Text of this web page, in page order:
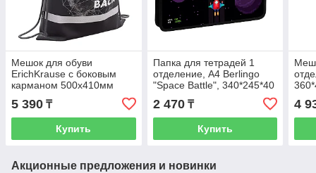
Мешок для обуви
ErichKrause с боковым
карманом 500х410мм
Space Travel
5 390 ₸
Купить
Папка для тетрадей 1
отделение, А4 Berlingo
"Space Battle", 340*245*40
мм, пластик, на молнии
2 470₸
Купить
4
Акционные предложения и новинки